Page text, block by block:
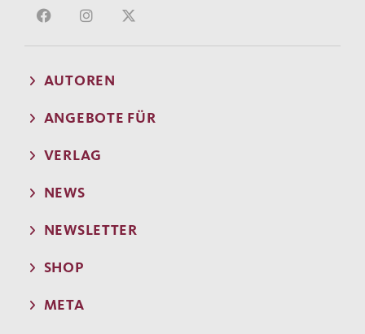
AUTOREN
ANGEBOTE FÜR
VERLAG
NEWS
NEWSLETTER
SHOP
META